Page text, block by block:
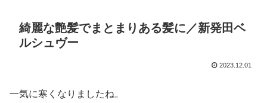
綺麗な艶髪でまとまりある髪に／新発田ベ
ルシュヴー
2023.12.01
一気に寒くなりましたね。